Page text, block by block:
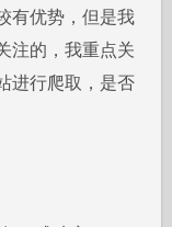
优势，但是我
注的，我重点关
进行爬取，是否